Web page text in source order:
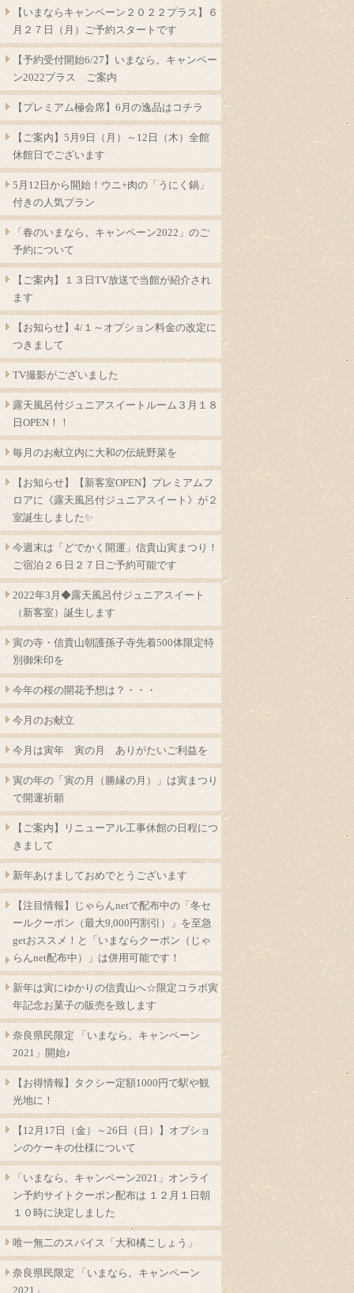
【いまならキャンペーン２０２２プラス】６
月２７日（月）ご予約スタートです
【予約受付開始6/27】いまなら。キャンペー
ン2022プラス ご案内
【プレミアム極会席】6月の逸品はコチラ
【ご案内】5月9日（月）～12日（木）全館
休館日でございます
5月12日から開始！ウニ+肉の「うにく鍋」
付きの人気プラン
「春のいまなら。キャンペーン2022」のご
予約について
【ご案内】１３日TV放送で当館が紹介され
ます
【お知らせ】4/１～オプション料金の改定に
つきまして
TV撮影がございました
露天風呂付ジュニアスイートルーム３月１８
日OPEN！！
毎月のお献立内に大和の伝統野菜を
【お知らせ】【新客室OPEN】プレミアムフ
ロアに《露天風呂付ジュニアスイート》が２
室誕生しました✨
今週末は「どでかく開運」信貴山寅まつり！
ご宿泊２６日２７日ご予約可能です
2022年3月◆露天風呂付ジュニアスイート
（新客室）誕生します
寅の寺・信貴山朝護孫子寺先着500体限定特
別御朱印を
今年の桜の開花予想は？・・・
今月のお献立
今月は寅年 寅の月 ありがたいご利益を
寅の年の「寅の月（勝縁の月）」は寅まつり
で開運祈願
【ご案内】リニューアル工事休館の日程につ
きまして
新年あけましておめでとうございます
【注目情報】じゃらんnetで配布中の「冬セ
ールクーポン（最大9,000円割引）」を至急
getおススメ！と「いまならクーポン（じゃ
らんnet配布中）」は併用可能です！
新年は寅にゆかりの信貴山へ☆限定コラボ寅
年記念お菓子の販売を致します
奈良県民限定 「いまなら。キャンペーン
2021」開始♪
【お得情報】タクシー定額1000円で駅や観
光地に！
【12月17日（金）～26日（日）】オプショ
ンのケーキの仕様について
「いまなら。キャンペーン2021」オンライ
ン予約サイトクーポン配布は １２月１日朝
１０時に決定しました
唯一無二のスパイス「大和橘こしょう」
奈良県民限定 「いまなら。キャンペーン
2021」